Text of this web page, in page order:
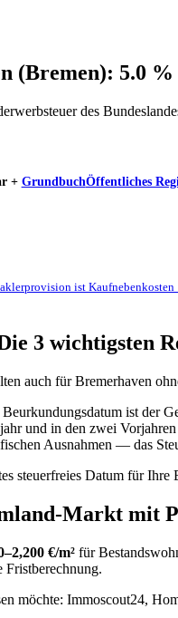
(Bremen): 5.0 %
des
+ GrundbuchÖffentliches
ist
3 wichtigsten
auch für Bremerhaven
Beurkundungsdatum ist der
und in den zwei
Ausnahmen — das
steuerfreies Datum für
Markt mit
€/m² für
möchte: Immoscout24,